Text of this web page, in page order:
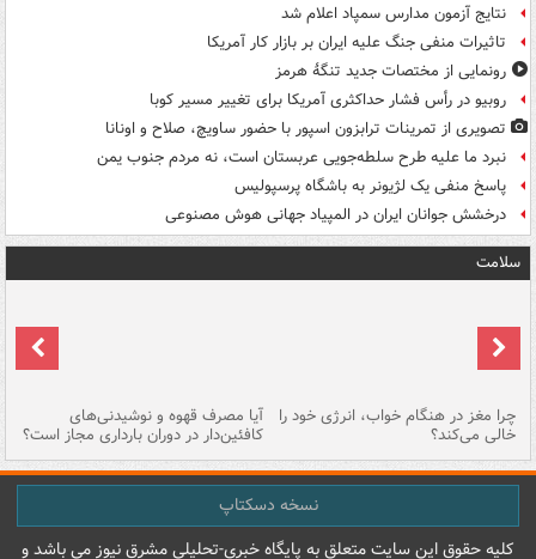
نتایج آزمون مدارس سمپاد اعلام شد
تاثیرات منفی جنگ علیه ایران بر بازار کار آمریکا
رونمایی از مختصات جدید تنگۀ هرمز
روبیو در رأس فشار حداکثری آمریکا برای تغییر مسیر کوبا
تصویری از تمرینات ترابزون اسپور با حضور ساویچ، صلاح و اونانا
نبرد ما علیه طرح سلطه‌جویی عربستان است، نه مردم جنوب یمن
پاسخ منفی یک لژیونر به باشگاه پرسپولیس
درخشش جوانان ایران در المپیاد جهانی هوش مصنوعی
سلامت
چرا مغز در هنگام خواب، انرژی خود را
خالی می‌کند؟
آیا مصرف قهوه و نوشیدنی‌های
کافئین‌دار در دوران بارداری مجاز است؟
نسخه دسکتاپ
کليه حقوق اين سايت متعلق به پایگاه خبري-تحليلي مشرق نيوز می باشد و